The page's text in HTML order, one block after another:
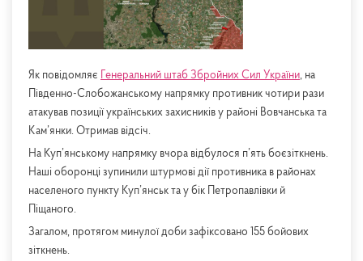
Як повідомляє Генеральний штаб Збройних Сил України, на
Південно-Слобожанському напрямку противник чотири рази
атакував позиції українських захисників у районі Вовчанська та
Кам’янки. Отримав відсіч.
На Куп’янському напрямку вчора відбулося п’ять боєзіткнень.
Наші оборонці зупинили штурмові дії противника в районах
населеного пункту Куп’янськ та у бік Петропавлівки й
Піщаного.
Загалом, протягом минулої доби зафіксовано 155 бойових
зіткнень.